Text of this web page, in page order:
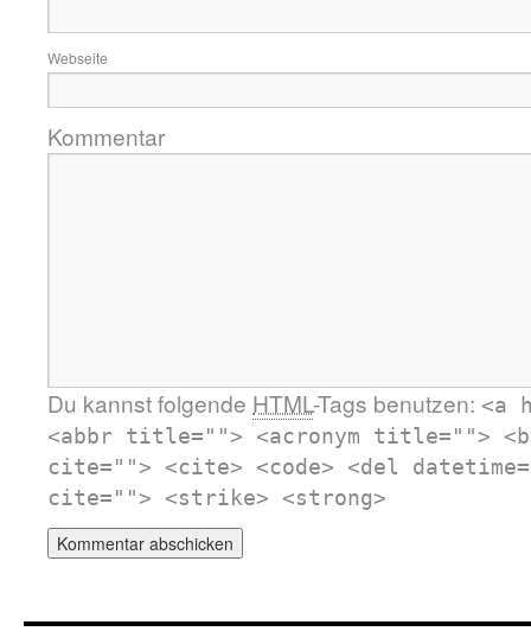
Webseite
Kommentar
Du kannst folgende HTML-Tags benutzen: <a
<abbr title=""> <acronym title="">
cite=""> <cite> <code> <del
cite=""> <strike> <strong>